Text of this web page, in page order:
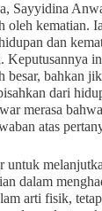
Sayyidina
oleh kematian.
dan
Keputusannya
besar, bahkan
dari
merasa
atas
dalam
arti fisik,